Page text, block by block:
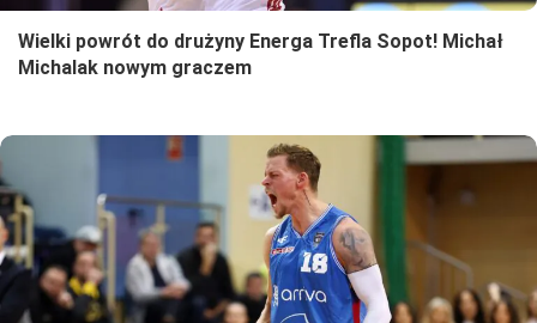
Wielki powrót do drużyny Energa Trefla Sopot! Michał
Michalak nowym graczem